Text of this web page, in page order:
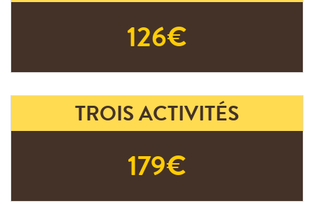
126€
TROIS ACTIVITÉS
179€